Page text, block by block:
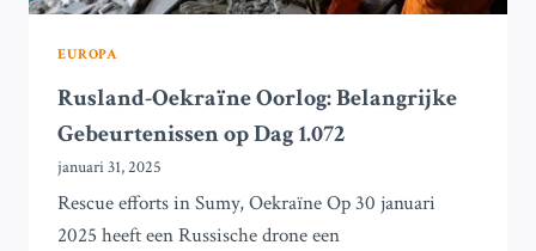
EUROPA
Rusland-Oekraïne Oorlog: Belangrijke
Gebeurtenissen op Dag 1.072
januari 31, 2025
Rescue efforts in Sumy, Oekraïne Op 30 januari
2025 heeft een Russische drone een